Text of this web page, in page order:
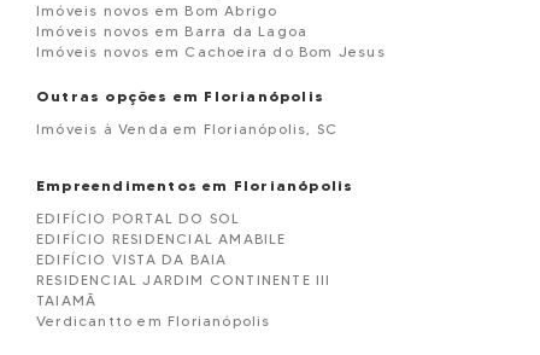
Imóveis novos em Bom Abrigo
Imóveis novos em Barra da Lagoa
Imóveis novos em Cachoeira do Bom Jesus
Outras opções em Florianópolis
Imóveis à Venda em Florianópolis, SC
Empreendimentos em Florianópolis
EDIFÍCIO PORTAL DO SOL
EDIFÍCIO RESIDENCIAL AMABILE
EDIFÍCIO VISTA DA BAIA
RESIDENCIAL JARDIM CONTINENTE III
TAIAMÃ
Verdicantto em Florianópolis